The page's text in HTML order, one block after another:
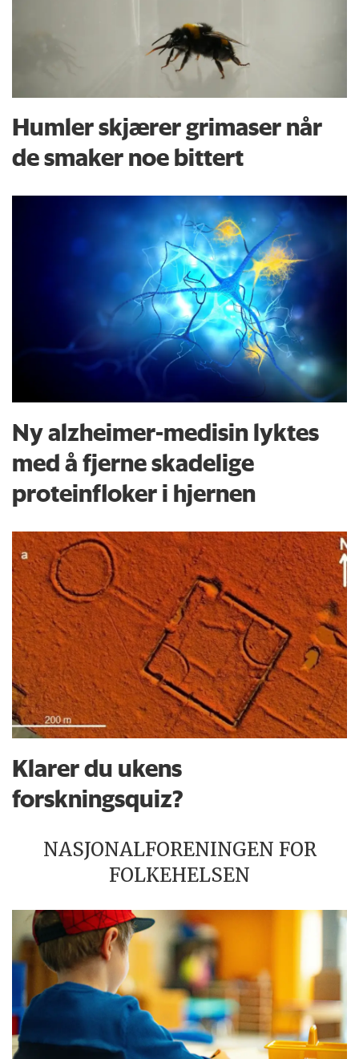
Humler skjærer grimaser når
de smaker noe bittert
Ny alzheimer-medisin lyktes
med å fjerne skadelige
proteinfloker i hjernen
Klarer du ukens
forskningsquiz?
NASJONALFORENINGEN FOR
FOLKEHELSEN